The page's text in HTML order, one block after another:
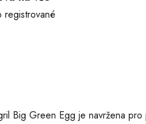
registrované
Big Green Egg je navržena